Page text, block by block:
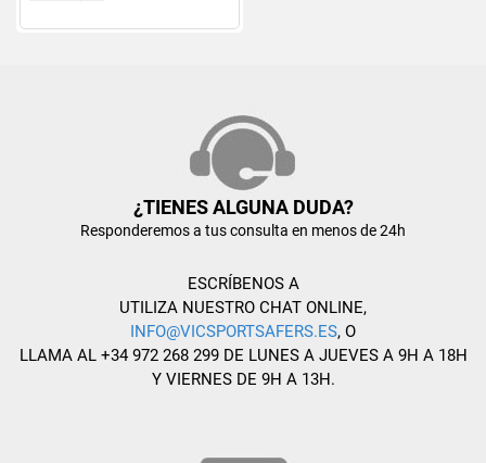
¿TIENES ALGUNA DUDA?
Responderemos a tus consulta en menos de 24h
ESCRÍBENOS A
UTILIZA NUESTRO CHAT ONLINE,
INFO@VICSPORTSAFERS.ES, O
LLAMA AL +34 972 268 299 DE LUNES A JUEVES A 9H A 18H
Y VIERNES DE 9H A 13H.